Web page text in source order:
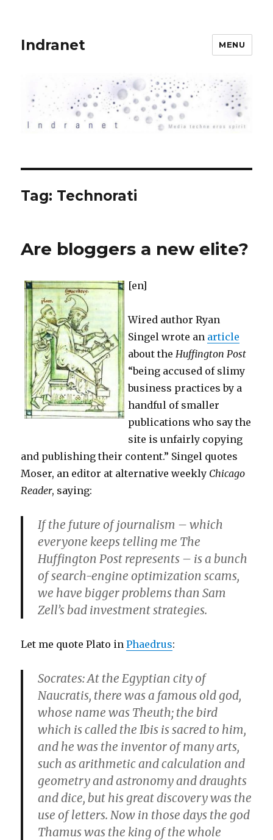
Indranet MENU
Tag: Technorati
Are bloggers a new elite?
[en]
Wired author Ryan
Singel wrote an article
about the Huffington Post
“being accused of slimy
business practices by a
handful of smaller
publications who say the
site is unfairly copying
and publishing their content.” Singel quotes
Moser, an editor at alternative weekly Chicago
Reader, saying:
If the future of journalism – which
everyone keeps telling me The
Huffington Post represents – is a bunch
of search-engine optimization scams,
we have bigger problems than Sam
Zell’s bad investment strategies.
Let me quote Plato inPhaedrus:
Socrates: At the Egyptian city of
Naucratis, there was a famous old god,
whose name was Theuth; the bird
which is called the Ibis is sacred to him,
and he was the inventor of many arts,
such as arithmetic and calculation and
geometry and astronomy and draughts
and dice, but his great discovery was the
use of letters. Now in those days the god
Thamus was the king of the whole